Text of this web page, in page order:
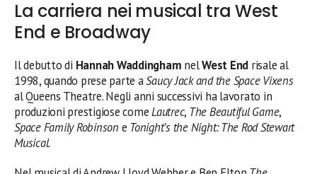
La carriera nei musical tra West
End e Broadway
Il debutto di Hannah Waddingham nelWest End risale al
1998, quando prese parte aSaucy Jack and the Space Vixens
al Queens Theatre. Negli anni successivi ha lavorato in
produzioni prestigiose comeLautrec, The Beautiful Game,
Space Family Robinson e Tonight’s the Night: The Rod Stewart
Musical.